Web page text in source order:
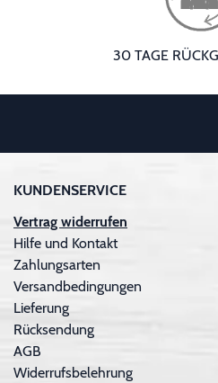
30 TAGE
KUNDENSERVICE
Vertrag widerrufen
Hilfe und Kontakt
Zahlungsarten
Versandbedingungen
Lieferung
Rücksendung
AGB
Widerrufsbelehrung